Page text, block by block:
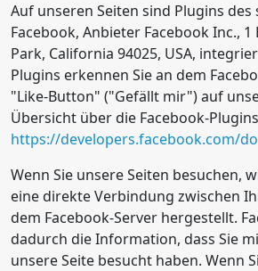
Auf unseren Seiten sind Plugins
Facebook, Anbieter Facebook Inc., 1
Park, California 94025, USA,
Plugins erkennen Sie an dem
"Like-Button" ("Gefällt mir") auf
Übersicht über die Facebook-
https://developers.facebook.com/
Wenn Sie unsere Seiten besuchen,
eine direkte Verbindung zwischen
dem Facebook-Server hergestellt.
dadurch die Information, dass Sie
unsere Seite besucht haben. Wenn